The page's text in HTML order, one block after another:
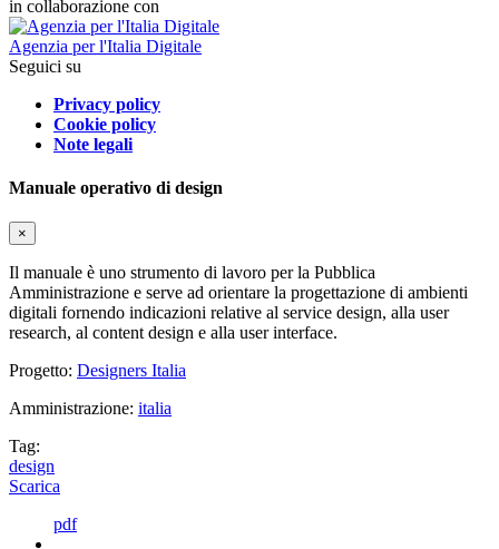
in collaborazione con
Agenzia per l'Italia Digitale
Seguici su
Privacy policy
Cookie policy
Note legali
Manuale operativo di design
×
Il manuale è uno strumento di lavoro per la Pubblica
Amministrazione e serve ad orientare la progettazione di ambienti
digitali fornendo indicazioni relative al service design, alla user
research, al content design e alla user interface.
Progetto: Designers Italia
Amministrazione: italia
Tag:
design
Scarica
pdf